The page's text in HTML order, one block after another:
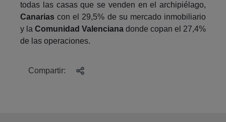
todas las casas que se venden en el archipiélago,
Canarias con el 29,5% de su mercado inmobiliario
y la Comunidad Valenciana donde copan el 27,4%
de las operaciones.
Compartir: